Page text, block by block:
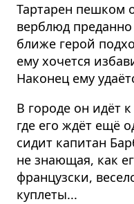
Тартарен пешком
верблюд
ближе герой
ему хочется
Наконец ему
В городе он идёт
где его ждёт ещё
сидит капитан
не знающая, как
французски,
куплеты...